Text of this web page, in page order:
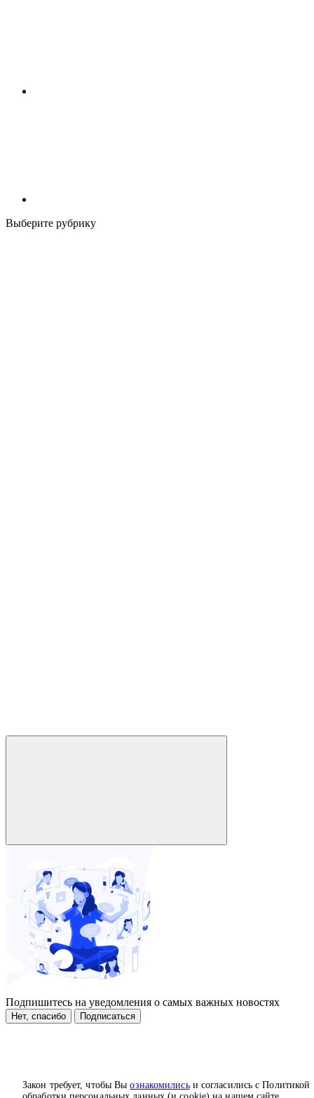
Закон требует, чтобы Выознакомилисьи согласились с Политикой
Выберите рубрику
Подпишитесь на уведомления о самых важных новостях
Нет, спасибо Подписаться